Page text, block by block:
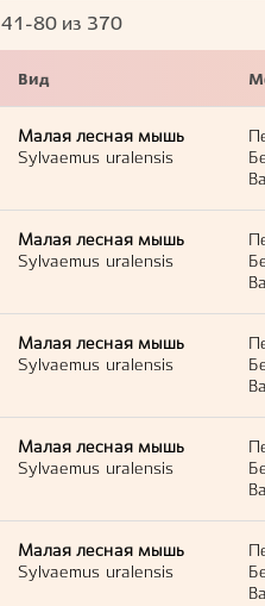
41-80 из 370
Вид
Малая лесная мышь
Sylvaemus uralensis
Малая лесная мышь
Sylvaemus uralensis
Малая лесная мышь
Sylvaemus uralensis
Малая лесная мышь
Sylvaemus uralensis
Малая лесная мышь
Sylvaemus uralensis